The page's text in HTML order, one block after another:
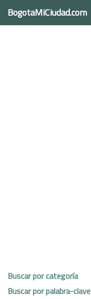
BogotaMiCiudad.com
Buscar por categoría
Buscar por palabra-clave